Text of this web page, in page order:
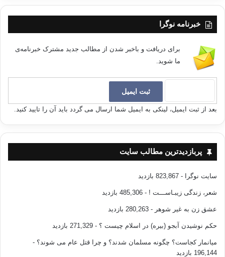
خبرنامه نوگرا
برای دریافت و باخبر شدن از مطالب جدید مشترک خبرنامه‌ی
ما شوید.
بعد از ثبت ایمیل، لینکی به ایمیل شما ارسال می گردد باید آن را تایید کنید.
پربازدیدترین مطالب سایت
سایت نوگرا - 823,867 بازدید
شعر، زندگی زیبـاســـت ! - 485,306 بازدید
عشق زن به غیر شوهر - 280,263 بازدید
حکم نوشیدن آبجو (بیره) در اسلام چیست ؟ - 271,329 بازدید
میانمار کجاست؟ چگونه مسلمان شدند؟ و چرا قتل عام می شوند؟ -
196,144 بازدید